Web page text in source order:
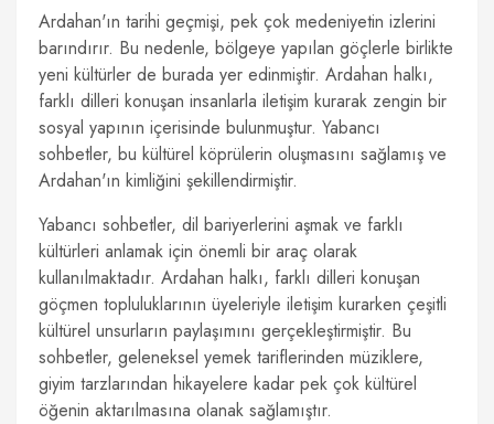
Ardahan'ın tarihi geçmişi, pek çok medeniyetin izlerini
barındırır. Bu nedenle, bölgeye yapılan göçlerle birlikte
yeni kültürler de burada yer edinmiştir. Ardahan halkı,
farklı dilleri konuşan insanlarla iletişim kurarak zengin bir
sosyal yapının içerisinde bulunmuştur. Yabancı
sohbetler, bu kültürel köprülerin oluşmasını sağlamış ve
Ardahan'ın kimliğini şekillendirmiştir.
Yabancı sohbetler, dil bariyerlerini aşmak ve farklı
kültürleri anlamak için önemli bir araç olarak
kullanılmaktadır. Ardahan halkı, farklı dilleri konuşan
göçmen topluluklarının üyeleriyle iletişim kurarken çeşitli
kültürel unsurların paylaşımını gerçekleştirmiştir. Bu
sohbetler, geleneksel yemek tariflerinden müziklere,
giyim tarzlarından hikayelere kadar pek çok kültürel
öğenin aktarılmasına olanak sağlamıştır.